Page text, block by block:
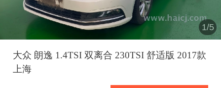
1/5
大众 朗逸 1.4TSI 双离合 230TSI 舒适版 2017款
上海